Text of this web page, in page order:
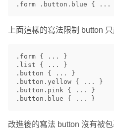
上面這樣的寫法限制 button
.form { ... }
.list { ... }
.button { ... }
.button.yellow { ... }
.button.pink { ... }
改進後的寫法 button 沒有被